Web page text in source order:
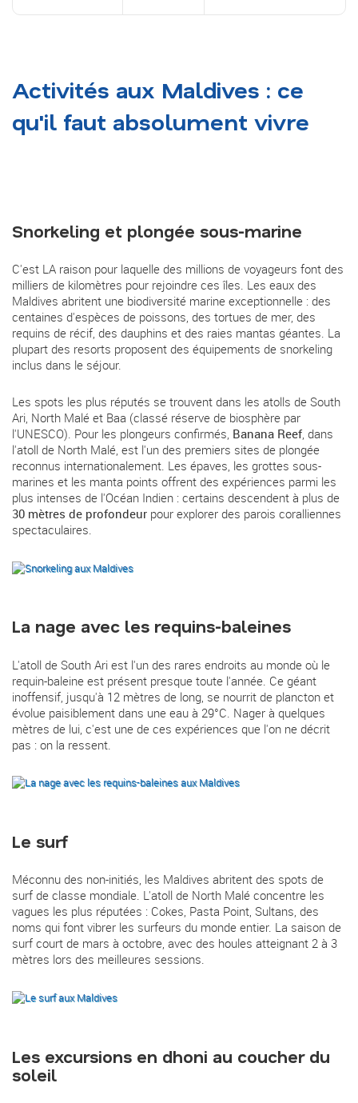
Activités aux Maldives : ce
qu'il faut absolument vivre
Snorkeling et plongée sous-marine
C'est LA raison pour laquelle des millions de voyageurs font des
milliers de kilomètres pour rejoindre ces îles. Les eaux des
Maldives abritent une biodiversité marine exceptionnelle : des
centaines d'espèces de poissons, des tortues de mer, des
requins de récif, des dauphins et des raies mantas géantes. La
plupart des resorts proposent des équipements de snorkeling
inclus dans le séjour.
Les spots les plus réputés se trouvent dans les atolls de South
Ari, North Malé et Baa (classé réserve de biosphère par
l'UNESCO). Pour les plongeurs confirmés, Banana Reef, dans
l'atoll de North Malé, est l'un des premiers sites de plongée
reconnus internationalement. Les épaves, les grottes sous-
marines et les manta points offrent des expériences parmi les
plus intenses de l'Océan Indien : certains descendent à plus de
30 mètres de profondeur pour explorer des parois coralliennes
spectaculaires.
La nage avec les requins-baleines
L'atoll de South Ari est l'un des rares endroits au monde où le
requin-baleine est présent presque toute l'année. Ce géant
inoffensif, jusqu'à 12 mètres de long, se nourrit de plancton et
évolue paisiblement dans une eau à 29°C. Nager à quelques
mètres de lui, c'est une de ces expériences que l'on ne décrit
pas : on la ressent.
Le surf
Méconnu des non-initiés, les Maldives abritent des spots de
surf de classe mondiale. L'atoll de North Malé concentre les
vagues les plus réputées : Cokes, Pasta Point, Sultans, des
noms qui font vibrer les surfeurs du monde entier. La saison de
surf court de mars à octobre, avec des houles atteignant 2 à 3
mètres lors des meilleures sessions.
Les excursions en dhoni au coucher du
soleil